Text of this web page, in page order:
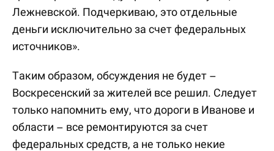
Лежневской. Подчеркиваю, это отдельные
деньги исключительно за счет федеральных
источников».
Таким образом, обсуждения не будет –
Воскресенский за жителей все решил. Следует
только напомнить ему, что дороги в Иванове и
области – все ремонтируются за счет
федеральных средств, а не только некие